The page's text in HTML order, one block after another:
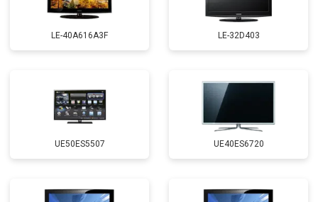
LE-40A616A3F LE-32D403
UE50ES5507 UE40ES6720